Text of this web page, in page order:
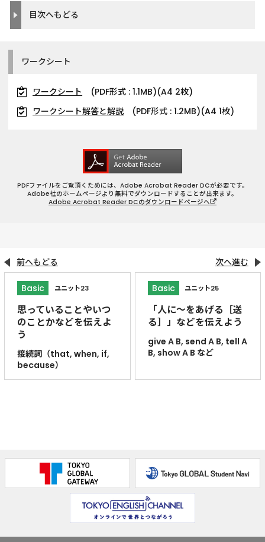
目次へもどる
ワークシート
ワークシート
(PDF形式 : 1.1MB)(A4 2枚)
ワークシート解答と解説
(PDF形式 : 1.2MB)(A4 1枚)
PDFファイルをご覧頂くためには、Adobe Acrobat Reader DCが必要です。
Adobe社のホームページより無料でダウンロードすることが出来ます。
Adobe Acrobat Reader DCのダウンロードページへ
前へもどる
Basic ユニット23
思っていることやいつ
のことかなどを伝えよ
う
接続詞（that, when, if,
because）
次へ進む
Basic ユニット25
「人に～をあげる［送
る］」などを伝えよう
give A B, send A B, tell A
B, show A B など